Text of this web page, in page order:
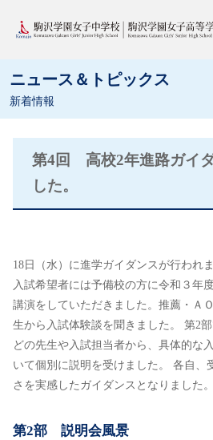
ニュース＆トピックス
新着情報
第4回 高校2年進路ガイ
した。
18日（水）に進学ガイダンスが行われ
入試希望者には予備校の方に令和３年
講演をしていただきました。推薦・Ａ
生から入試体験談を聞きました。 第2
どの先生や入試担当者から、具体的な
いて個別に説明を受けました。 各自、
さを実感したガイダンスとなりました。
第2部 説明会風景